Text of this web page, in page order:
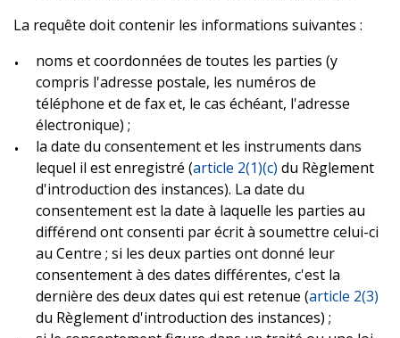
La requête doit contenir les informations suivantes :
noms et coordonnées de toutes les parties (y
compris l'adresse postale, les numéros de
téléphone et de fax et, le cas échéant, l'adresse
électronique) ;
la date du consentement et les instruments dans
lequel il est enregistré (article 2(1)(c) du Règlement
d'introduction des instances). La date du
consentement est la date à laquelle les parties au
différend ont consenti par écrit à soumettre celui-ci
au Centre ; si les deux parties ont donné leur
consentement à des dates différentes, c'est la
dernière des deux dates qui est retenue (article 2(3)
du Règlement d'introduction des instances) ;